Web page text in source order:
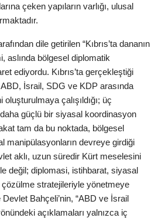
çeken yapıların varlığı, ulusal
dile getirilen “Kıbrıs’ta dananın
aslında bölgesel diplomatik
ediyordu. Kıbrıs’ta gerçekleştiği
İsrail, SDG ve KDP arasında
çalışıldığı; üç
güçlü bir siyasal koordinasyon
tam da bu noktada, bölgesel
manipülasyonların devreye girdiği
aklı, uzun süredir Kürt meselesini
değil; diplomasi, istihbarat, siyasal
çözülme stratejileriyle yönetmeye
Bahçeli’nin, “ABD ve İsrail
açıklamaları yalnızca iç